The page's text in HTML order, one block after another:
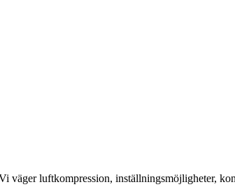
väger luftkompression, inställningsmöjligheter,